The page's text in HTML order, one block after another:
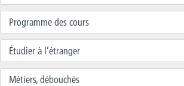
Programme des cours
Étudier à l’étranger
Métiers, débouchés